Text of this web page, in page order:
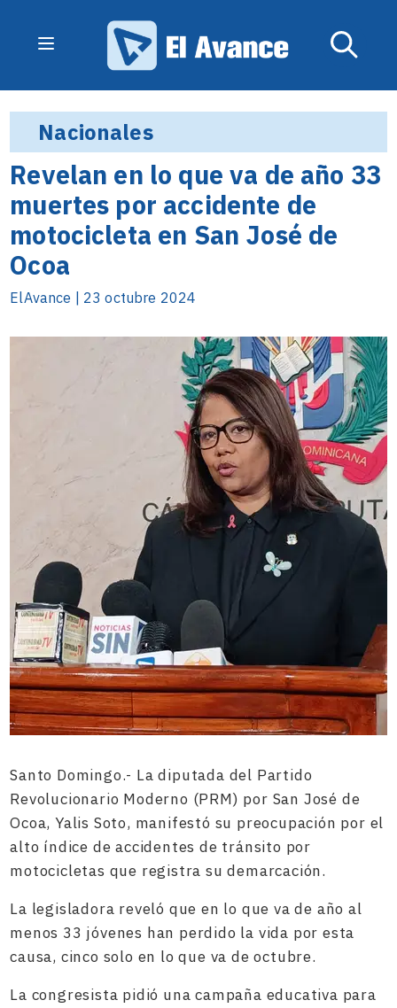
Nacionales
Revelan en lo que va de año 33
muertes por accidente de
motocicleta en San José de
Ocoa
ElAvance | 23 octubre 2024
Santo Domingo.- La diputada del Partido
Revolucionario Moderno (PRM) por San José de
Ocoa, Yalis Soto, manifestó su preocupación por el
alto índice de accidentes de tránsito por
motocicletas que registra su demarcación.
La legisladora reveló que en lo que va de año al
menos 33 jóvenes han perdido la vida por esta
causa, cinco solo en lo que va de octubre.
La congresista pidió una campaña educativa para